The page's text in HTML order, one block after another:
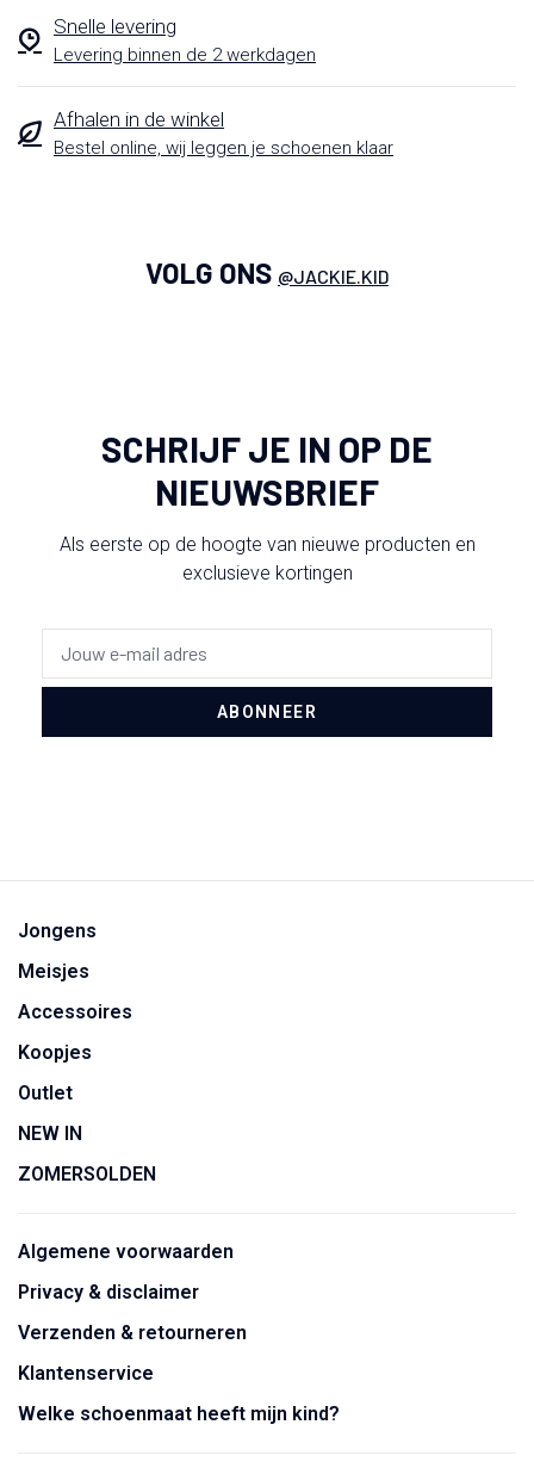
Snelle levering
Levering binnen de 2 werkdagen
Afhalen in de winkel
Bestel online, wij leggen je schoenen klaar
VOLG ONS @JACKIE.KID
SCHRIJF JE IN OP DE
NIEUWSBRIEF
Als eerste op de hoogte van nieuwe producten en
exclusieve kortingen
ABONNEER
Jongens
Meisjes
Accessoires
Koopjes
Outlet
NEW IN
ZOMERSOLDEN
Algemene voorwaarden
Privacy & disclaimer
Verzenden & retourneren
Klantenservice
Welke schoenmaat heeft mijn kind?